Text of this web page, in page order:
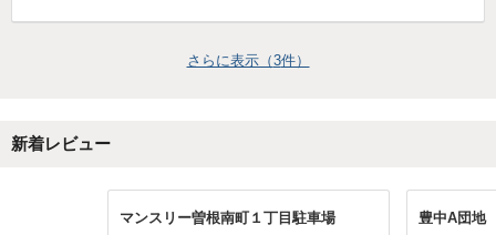
さらに表示（3件）
新着レビュー
マンスリー曽根南町１丁目駐車場
豊中A団地